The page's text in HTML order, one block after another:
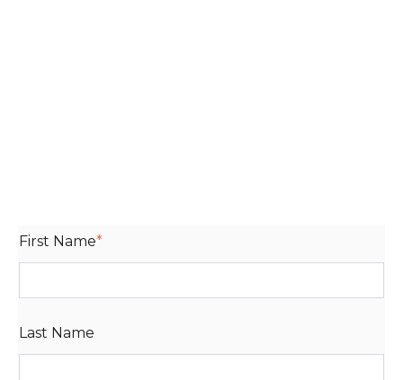
First Name*
Last Name